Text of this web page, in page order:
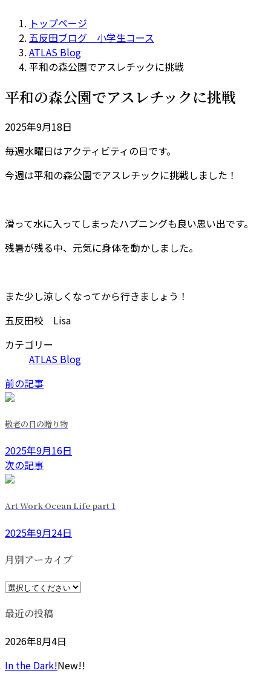
トップページ
五反田ブログ 小学生コース
ATLAS Blog
平和の森公園でアスレチックに挑戦
平和の森公園でアスレチックに挑戦
2025年9月18日
毎週水曜日はアクティビティの日です。
今週は平和の森公園でアスレチックに挑戦しました！
滑って水に入ってしまったハプニングも良い思い出です。
残暑が残る中、元気に身体を動かしました。
また少し涼しくなってから行きましょう！
五反田校 Lisa
カテゴリー
ATLAS Blog
前の記事
敬老の日の贈り物
2025年9月16日
次の記事
Art Work Ocean Life part 1
2025年9月24日
月別アーカイブ
最近の投稿
2026年8月4日
In the Dark!New!!